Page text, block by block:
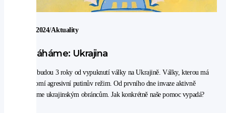
19. 12. 2024/Aktuality
Pomáháme: Ukrajina
Brzy to budou 3 roky od vypuknutí války na Ukrajině. Války, kterou má
na svědomí agresivní putinův režim. Od prvního dne invaze aktivně
pomáháme ukrajinským obráncům. Jak konkrétně naše pomoc vypadá?